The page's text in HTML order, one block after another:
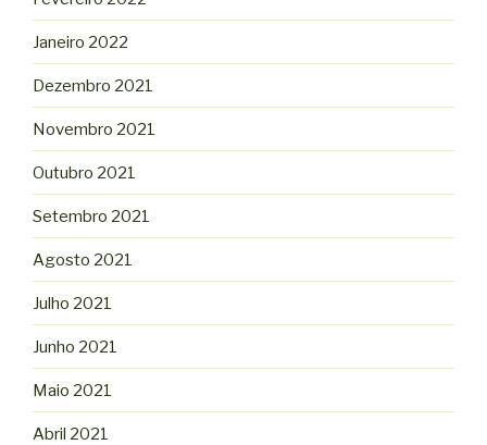
Janeiro 2022
Dezembro 2021
Novembro 2021
Outubro 2021
Setembro 2021
Agosto 2021
Julho 2021
Junho 2021
Maio 2021
Abril 2021